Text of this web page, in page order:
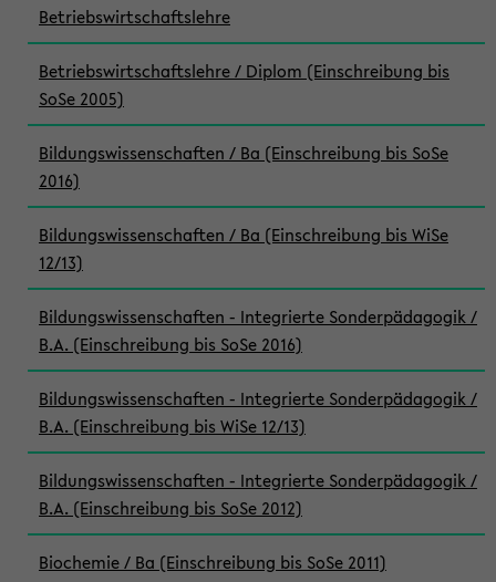
Betriebswirtschaftslehre
Betriebswirtschaftslehre / Diplom (Einschreibung bis
SoSe 2005)
Bildungswissenschaften / Ba (Einschreibung bis SoSe
2016)
Bildungswissenschaften / Ba (Einschreibung bis WiSe
12/13)
Bildungswissenschaften - Integrierte Sonderpädagogik /
B.A. (Einschreibung bis SoSe 2016)
Bildungswissenschaften - Integrierte Sonderpädagogik /
B.A. (Einschreibung bis WiSe 12/13)
Bildungswissenschaften - Integrierte Sonderpädagogik /
B.A. (Einschreibung bis SoSe 2012)
Biochemie / Ba (Einschreibung bis SoSe 2011)